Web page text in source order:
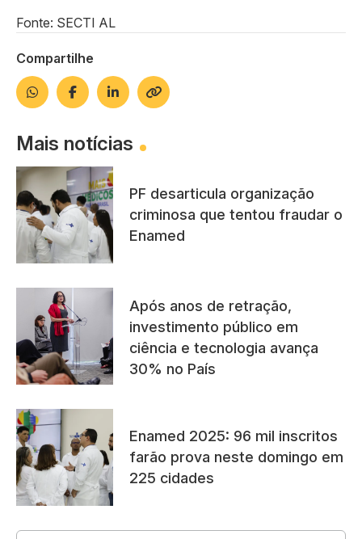
Fonte: SECTI AL
Compartilhe
Mais notícias
PF desarticula organização
criminosa que tentou fraudar o
Enamed
Após anos de retração,
investimento público em
ciência e tecnologia avança
30% no País
Enamed 2025: 96 mil inscritos
farão prova neste domingo em
225 cidades